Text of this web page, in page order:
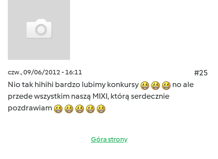
czw., 09/06/2012 - 16:11
#25
Nio tak hihihi bardzo lubimy konkursy
no ale
przede wszystkim naszą MIXI, którą serdecznie
pozdrawiam
Góra strony